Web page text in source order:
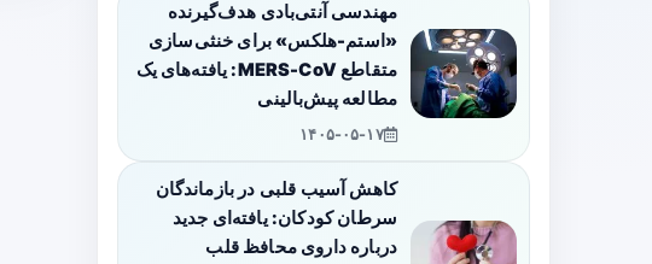
مهندسی آنتی‌بادی هدف‌گیرنده
«استم-هلکس» برای خنثی‌سازی
متقاطع MERS-CoV: یافته‌های یک
مطالعه پیش‌بالینی
۱۴۰۵-۰۵-۱۷
کاهش آسیب قلبی در بازماندگان
سرطان کودکان: یافته‌ای جدید
درباره داروی محافظ قلب